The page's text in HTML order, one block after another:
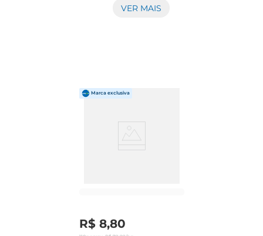
cuidadosamente preparada para proporcionar
hora do dia, esse doce é perfeito para quem busca
um momento de prazer.
Qualidade e Sabor em Primeiro Lugar
escolha certeira para festas, encontros familiares
VER MAIS
R$ 8,80